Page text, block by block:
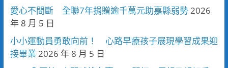
愛心不間斷 全聯7年捐贈逾千萬元助嘉縣弱勢2026
年 8 月 5 日
小小運動員勇敢向前！ 心路早療孩子展現學習成果迎
接畢業 2026 年 8 月 5 日